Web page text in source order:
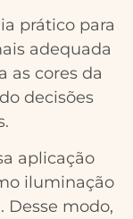
prático para
adequada
as cores da
decisões
aplicação
iluminação
Desse modo,